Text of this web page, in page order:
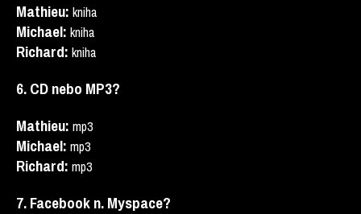
Mathieu: kniha
Michael: kniha
Richard: kniha
6. CD nebo MP3?
Mathieu: mp3
Michael: mp3
Richard: mp3
7. Facebook n. Myspace?